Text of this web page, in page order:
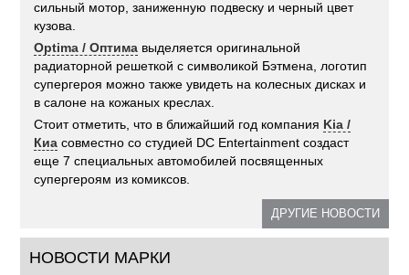
сильный мотор, заниженную подвеску и черный цвет
кузова.
Optima / Оптима выделяется оригинальной
радиаторной решеткой с символикой Бэтмена, логотип
супергероя можно также увидеть на колесных дисках и
в салоне на кожаных креслах.
Стоит отметить, что в ближайший год компания Kia /
Киа совместно со студией DC Entertainment создаст
еще 7 специальных автомобилей посвященных
супергероям из комиксов.
ДРУГИЕ НОВОСТИ
НОВОСТИ МАРКИ